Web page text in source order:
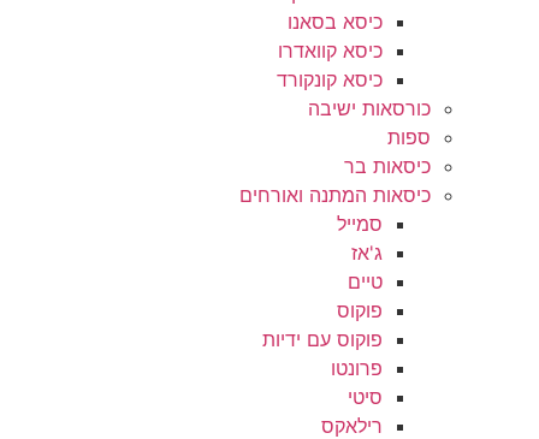
כיסא בסאנו
כיסא קוואדרו
כיסא קונקורד
כורסאות ישיבה
ספות
כיסאות בר
כיסאות המתנה ואורחים
סמייל
ג'אז
טיים
פוקוס
פוקוס עם ידיות
פרונטו
סיטי
רילאקס